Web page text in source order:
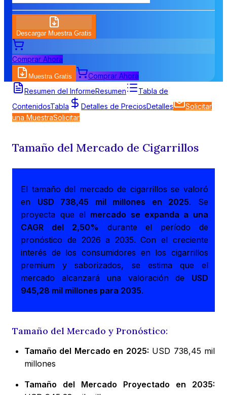
Descargar Muestra Gratis
Comprar Ahora
Muestra Gratis
Comprar Ahora
Resumen del InformeResumen
Tabla de
ContenidosTabla Detalles de PreciosDetalles
Solicitar
una MuestraSolicitar
Tamaño del Mercado de Cigarrillos
El tamaño del mercado de cigarrillos se valoró
en USD 738,45 mil millones en 2025. Se
proyecta que el mercado se expanda a una
CAGR del 2,50% durante el período de
pronóstico de 2026 a 2035. Con el creciente
interés de los consumidores en los cigarrillos
premium y saborizados, se estima que el
mercado alcanzará una valoración de USD
945,28 mil millones para 2035.
Tamaño del Mercado y Pronóstico:
Tamaño del Mercado en 2025: USD 738,45 mil
millones
Tamaño del Mercado Proyectado en 2035: